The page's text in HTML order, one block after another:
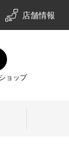
店舗情報
ョップ